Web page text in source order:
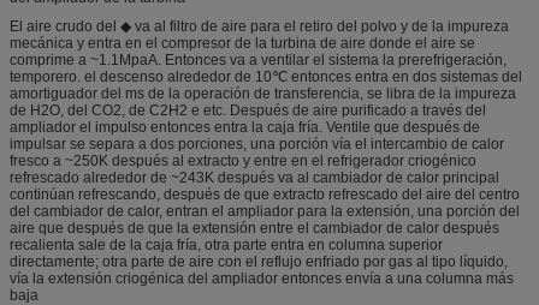
Consumo de electricidad medio de los sistemas de la planta del oxígeno
consumo líquido de los sistemas y de las utilidades del almacenamiento):
El aire crudo del ◆ va al filtro de aire para el retiro del polvo y de la impureza
mecánica y entra en el compresor de la turbina de aire donde el aire se
comprime a ~1.1MpaA. Entonces va a ventilar el sistema la prerefrigeración,
temporero. el descenso alrededor de 10℃ entonces entra en dos sistemas del
amortiguador del ms de la operación de transferencia, se libra de la impureza
de H2O, del CO2, de C2H2 e etc. Después de aire purificado a través del
ampliador el impulso entonces entra la caja fría. Ventile que después de
impulsar se separa a dos porciones, una porción vía el intercambio de calor
fresco a ~250K después al extracto y entre en el refrigerador criogénico
refrescado alrededor de ~243K después va al cambiador de calor principal
continúan refrescando, después de que extracto refrescado del aire del centro
del cambiador de calor, entran el ampliador para la extensión, una porción del
aire que después de que la extensión entre el cambiador de calor después
recalienta sale de la caja fría, otra parte entra en columna superior
directamente; otra parte de aire con el reflujo enfriado por gas al tipo líquido,
vía la extensión criogénica del ampliador entonces envía a una columna más
baja